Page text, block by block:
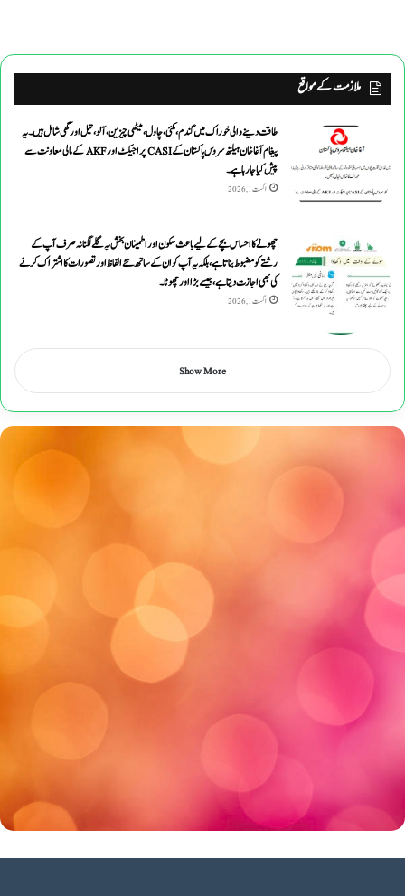
ملازمت کے مواقع
طاقت دینے والی خوراک میں گندم ،مکئی ،چاول،میٹھی چیزین ،آلو،تیل اورگھی شامل ہیں۔یہ
پیغام آغاخان ہیلتھ سروس پاکستان کے CASI پراجیکٹ اور AKF کے مالی معاونت سے
پیش کیاجارہاہے۔
اگست 1, 2026
چھونے کا احساس بچے کے لیے باعث سکون اور اطمینان بخش یہ گلے لگنا نہ صرف آپ کے
رشتے کو مضبوط بناتا ہے، بلکہ یہ آپ کو ان کے ساتھ نئے الفاظ اور تصورات کا اشتراک کرنے
کی بھی اجازت دیتا ہے ، جیسے بڑا اور چھوٹا۔
اگست 1, 2026
Show More